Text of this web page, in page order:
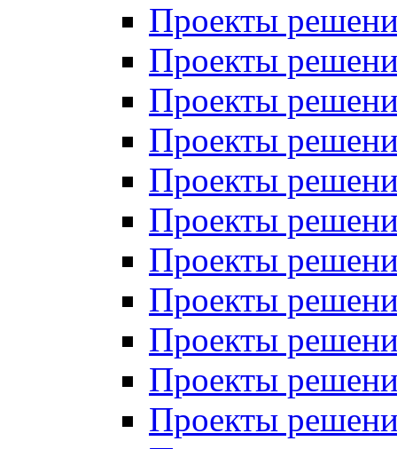
Проекты
Проекты
Проекты
Проекты
Проекты
Проекты
Проекты
Проекты
Проекты
Проекты
Проекты